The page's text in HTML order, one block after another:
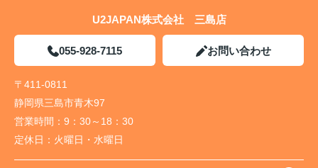
U2JAPAN株式会社 三島店
055-928-7115 お問い合わせ
〒411-0811
静岡県三島市青木97
営業時間： 9：30～18：30
定休日： 火曜日・水曜日